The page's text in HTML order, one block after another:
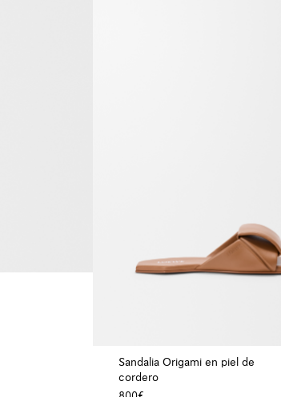
Sandalia Origami en piel de
cordero